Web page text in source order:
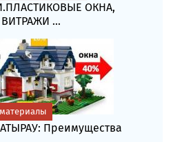
ОКНА,
...
Преимущества